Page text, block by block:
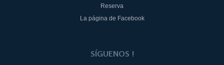
Reserva
La página de Facebook
SÍGUENOS !